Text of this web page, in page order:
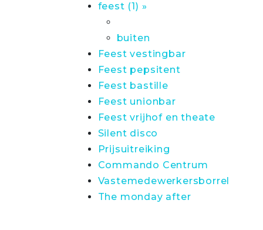
feest (1) »
buiten
Feest vestingbar
Feest pepsitent
Feest bastille
Feest unionbar
Feest vrijhof en theate
Silent disco
Prijsuitreiking
Commando Centrum
Vastemedewerkersborrel
The monday after